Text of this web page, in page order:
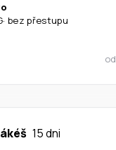
· bez přestupu
od
15 dni